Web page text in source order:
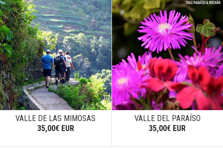
VALLE DE LAS MIMOSAS
35,00€ EUR
VALLE DEL PARAÍSO
35,00€ EUR